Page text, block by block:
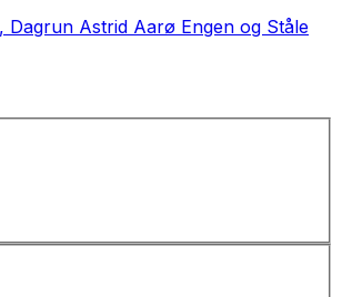
Dagrun Astrid Aarø Engen og Ståle